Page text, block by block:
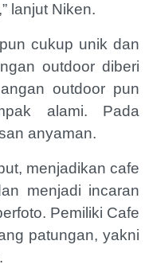
lanjut Niken.
cukup unik dan
outdoor diberi
outdoor pun
alami. Pada
anyaman.
menjadikan cafe
menjadi incaran
Pemiliki Cafe
patungan, yakni